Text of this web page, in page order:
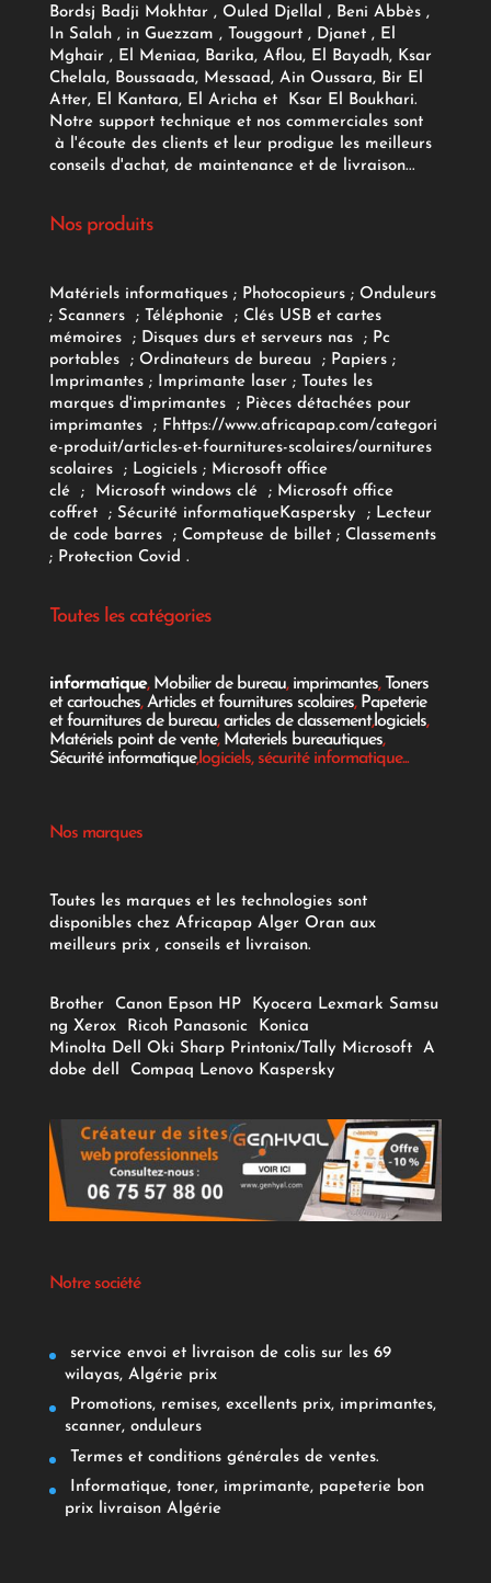
Bordsj Badji Mokhtar , Ouled Djellal , Beni Abbès ,
In Salah , in Guezzam , Touggourt , Djanet , El
Mghair , El Meniaa, Barika, Aflou, El Bayadh, Ksar
Chelala, Boussaada, Messaad, Ain Oussara, Bir El
Atter, El Kantara, El Aricha et Ksar El Boukhari.
Notre support technique et nos commerciales sont
à l'écoute des clients et leur prodigue les meilleurs
conseils d'achat, de maintenance et de livraison...
Nos produits
Matériels informatiques; Photocopieurs; Onduleurs
; Scanners ; Téléphonie ; Clés USB et cartes
mémoires
; Disques durs et serveurs nas ; Pc
portables
; Ordinateurs de bureau ; Papiers;
Imprimantes;Imprimante laser; Toutes les
marques d'imprimantes
; Pièces détachées pour
imprimantes
; F https://www.africapap.com/categori
e-produit/articles-et-fournitures-scolaires/ournitures
scolaires; Logiciels ; Microsoft office
clé
; Microsoft windows clé; Microsoft office
coffret ; Sécurité informatiqueKaspersky ; Lecteur
de code barres
; Compteuse de billet; Classements
; Protection Covid .
Toutes les catégories
informatique, Mobilier de bureau, imprimantes, Toners
et cartouches,Articles et fournitures scolaires, Papeterie
et fournitures de bureau,articles de classement,logiciels,
Matériels point de vente, Materiels bureautiques,
Sécurité informatique,logiciels, sécurité informatique...
Nos marques
Toutes les marques et les technologies sont
disponibles chez Africapap Alger Oran aux
meilleurs prix , conseils et livraison.
Brother Canon Epson HP Kyocera Lexmark Samsu
ng Xerox Ricoh Panasonic
Konica
Minolta Dell Oki Sharp Printonix/Tally Microsoft
A
dobe dell Compaq Lenovo Kaspersky
Notre société
service envoi et livraison de colis sur les 69
wilayas, Algérie prix
Promotions, remises, excellents prix, imprimantes,
scanner, onduleurs
Termes et conditions générales de ventes.
Informatique, toner, imprimante, papeterie bon
prix livraison Algérie